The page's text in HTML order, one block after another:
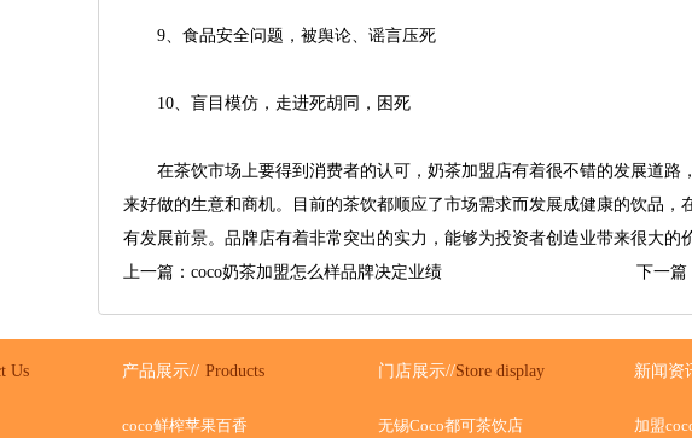
9、食品安全问题，被舆论、谣言压死
10、盲目模仿，走进死胡同，困死
在茶饮市场上要得到消费者的认可，奶茶加盟店有着很不错的发展道路
来好做的生意和商机。目前的茶饮都顺应了市场需求而发展成健康的饮品
有发展前景。品牌店有着非常突出的实力，能够为投资者创造业带来很大的
上一篇：coco奶茶加盟怎么样品牌决定业绩
下一篇
Us 产品展示// Products
coco鲜榨苹果百香
门店展示//Store display
无锡Coco都可茶饮店
新闻资
加盟